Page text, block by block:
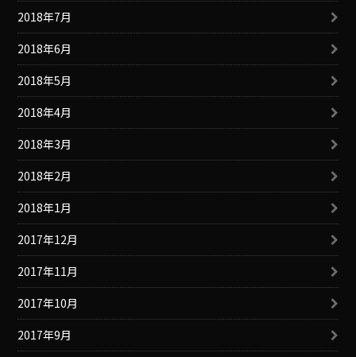
2018年7月
2018年6月
2018年5月
2018年4月
2018年3月
2018年2月
2018年1月
2017年12月
2017年11月
2017年10月
2017年9月